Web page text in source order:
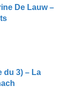
De Lauw –
du 3) – La